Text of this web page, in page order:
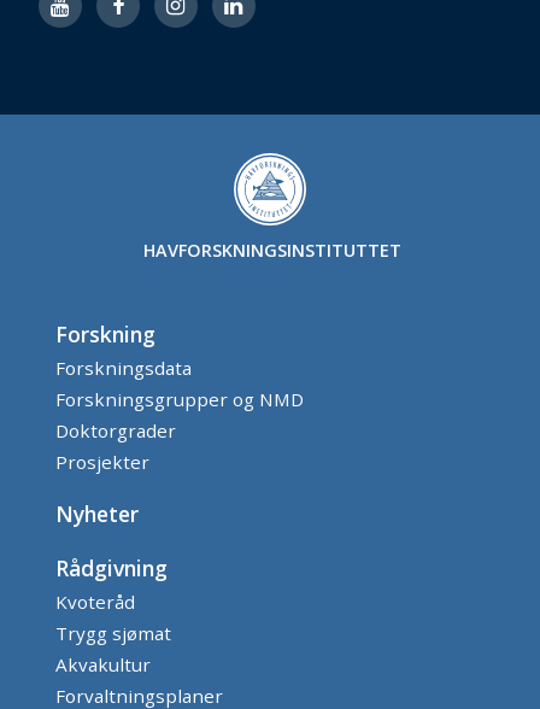
HAVFORSKNINGSINSTITUTTET
Forskning
Forskningsdata
Forskningsgrupper og NMD
Doktorgrader
Prosjekter
Nyheter
Rådgivning
Kvoteråd
Trygg sjømat
Akvakultur
Forvaltningsplaner